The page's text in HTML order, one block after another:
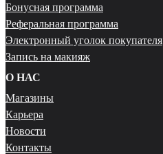
Бонусная программа
Реферальная программа
Электронный уголок покупателя
Запись на макияж
О НАС
Магазины
Карьера
Новости
Контакты